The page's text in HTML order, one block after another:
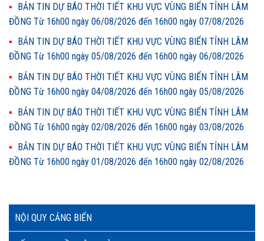
NỘI QUY CẢNG BIỂN
BẢN TIN DỰ BÁO THỜI TIẾT KHU VỰC VÙNG BIỂN TỈNH LÂM
ĐỒNG Từ 16h00 ngày 06/08/2026 đến 16h00 ngày 07/08/2026
BẢN TIN DỰ BÁO THỜI TIẾT KHU VỰC VÙNG BIỂN TỈNH LÂM
ĐỒNG Từ 16h00 ngày 05/08/2026 đến 16h00 ngày 06/08/2026
BẢN TIN DỰ BÁO THỜI TIẾT KHU VỰC VÙNG BIỂN TỈNH LÂM
ĐỒNG Từ 16h00 ngày 04/08/2026 đến 16h00 ngày 05/08/2026
BẢN TIN DỰ BÁO THỜI TIẾT KHU VỰC VÙNG BIỂN TỈNH LÂM
ĐỒNG Từ 16h00 ngày 02/08/2026 đến 16h00 ngày 03/08/2026
BẢN TIN DỰ BÁO THỜI TIẾT KHU VỰC VÙNG BIỂN TỈNH LÂM
ĐỒNG Từ 16h00 ngày 01/08/2026 đến 16h00 ngày 02/08/2026